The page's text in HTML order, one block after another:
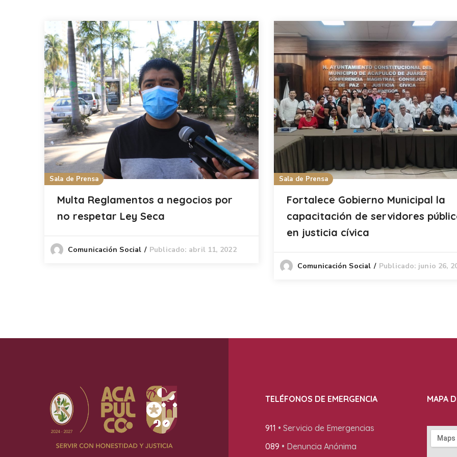
Sala de Prensa
Multa Reglamentos a negocios por
no respetar Ley Seca
Comunicación Social Publicado: abril 11, 2022
Sala de Prensa
Fortalece Gobierno Municipal la
capacitación de servidores
en justicia cívica
Comunicación Social Publicado: junio 26,
TELÉFONOS DE EMERGENCIA
911 • Servicio de Emergencias
089 • Denuncia Anónima
MAPA